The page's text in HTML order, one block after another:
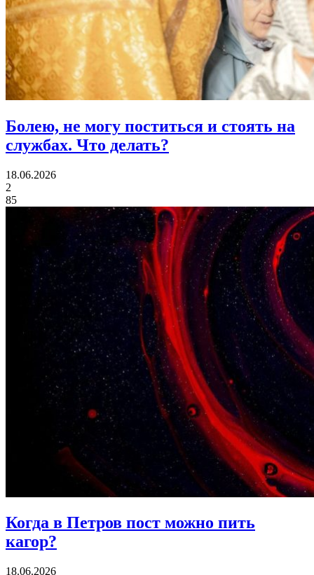
Болею, не могу поститься и стоять на
службах. Что делать?
18.06.2026
2
85
Когда в Петров пост можно пить
кагор?
18.06.2026